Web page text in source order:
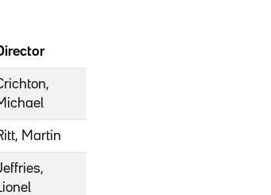
Martin